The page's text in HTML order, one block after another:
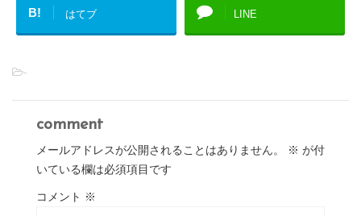
B! はてブ LINE
-
comment
メールアドレスが公開されることはありません。 ※ が付
いている欄は必須項目です
コメント ※